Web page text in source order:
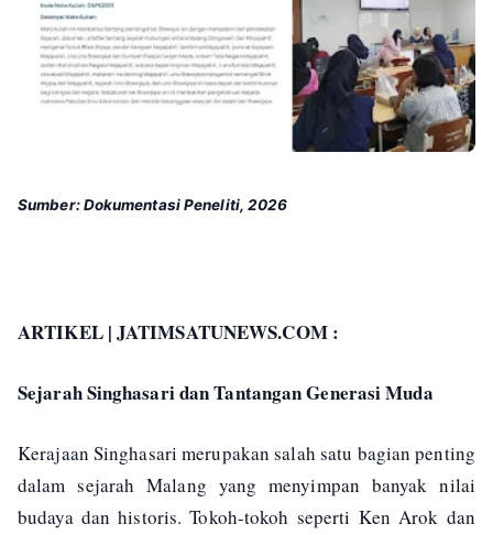
Sumber: Dokumentasi Peneliti, 2026
ARTIKEL | JATIMSATUNEWS.COM :
Sejarah Singhasari dan Tantangan Generasi Muda
Kerajaan Singhasari merupakan salah satu bagian penting
dalam sejarah Malang yang menyimpan banyak nilai
budaya dan historis. Tokoh-tokoh seperti Ken Arok dan